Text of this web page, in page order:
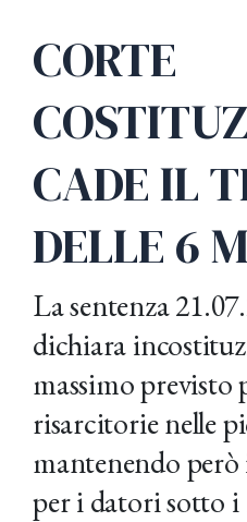
CORTE
CADE IL
DELLE 6
La sentenza
dichiara
massimo previsto
risarcitorie nelle
mantenendo
per i datori sotto